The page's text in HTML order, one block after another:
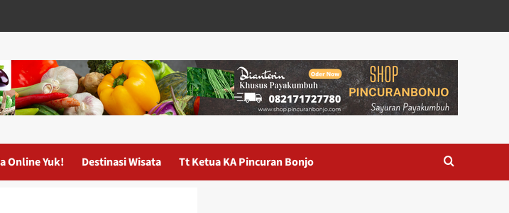
Online Yuk! Destinasi Wisata Tt Ketua KA Pincuran Bonjo